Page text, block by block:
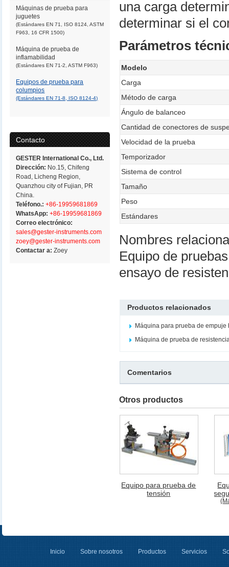
Máquinas de prueba para
juguetes
(Estándares EN 71, ISO 8124, ASTM
F963, 16 CFR 1500)
Máquina de prueba de
inflamabilidad
(Estándares EN 71-2, ASTM F963)
Equipos de prueba para
columpios
(Estándares EN 71-8, ISO 8124-4)
Contacto
GESTER International Co., Ltd.
Dirección: No.15, Chifeng
Road, Licheng Region,
Quanzhou city of Fujian, PR
China.
Teléfono.: +86-19959681869
WhatsApp: +86-19959681869
Correo electrónico:
sales@gester-instruments.com
zoey@gester-instruments.com
Contactar a:Zoey
una carga
determinar si el
Parámetros
Modelo
Carga
Método de carga
Ángulo de balanceo
Cantidad de conectores de
Velocidad de la prueba
Temporizador
Sistema de control
Tamaño
Peso
Estándares
Nombres
Equipo de
ensayo de
Productos relacionados
Máquina para prueba de empuje
Máquina de prueba de
Comentarios
Otros productos
Equipo para prueba de
tensión
Inicio Sobre nosotros Productos Servicios